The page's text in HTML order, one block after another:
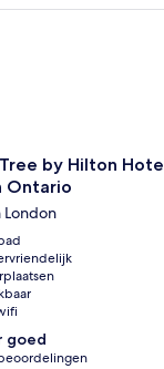
by Hilton
Ontario
London
goed
beoordelingen
by Hilton Hotel